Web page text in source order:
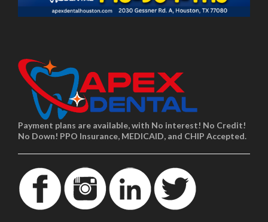
Payment plans are available, with No interest! No Credit!
No Down! PPO Insurance, MEDICAID, and CHIP Accepted.